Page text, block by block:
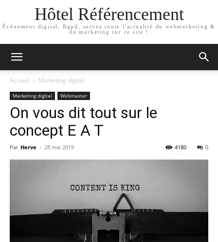
Hôtel Référencement
Événement digital, Rgpd, suivez toute l'actualité du webmarketing &
du marketing sur ce site !
Accueil Marketing digital
Marketing digital Webmaster
On vous dit tout sur le
concept E A T
Par Herve - 28 mai 2019 0
4180